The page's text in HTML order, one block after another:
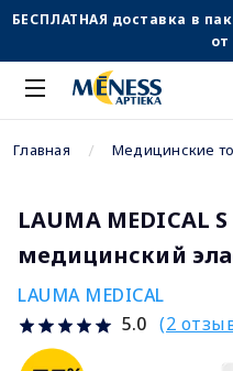
БЕСПЛАТНАЯ доставка в
от
Главная Медицинские
LAUMA MEDICAL
медицинский
LAUMA MEDICAL
5.0 (2